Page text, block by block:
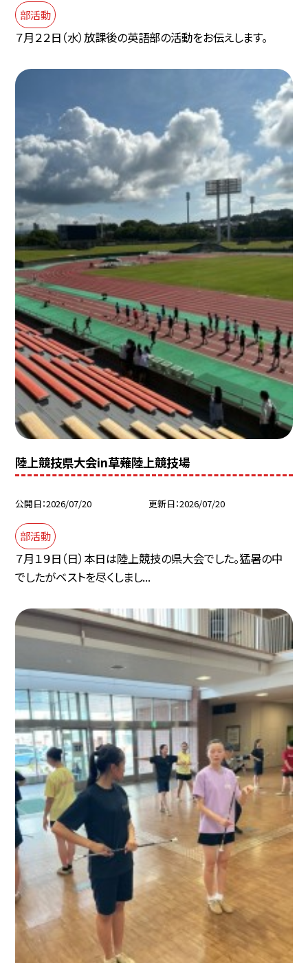
部活動
７月２２日（水）放課後の英語部の活動をお伝えします。
陸上競技県大会in草薙陸上競技場
公開日 2026/07/20 更新日 2026/07/20
部活動
７月１９日（日）本日は陸上競技の県大会でした。猛暑の中
でしたがベストを尽くしまし...